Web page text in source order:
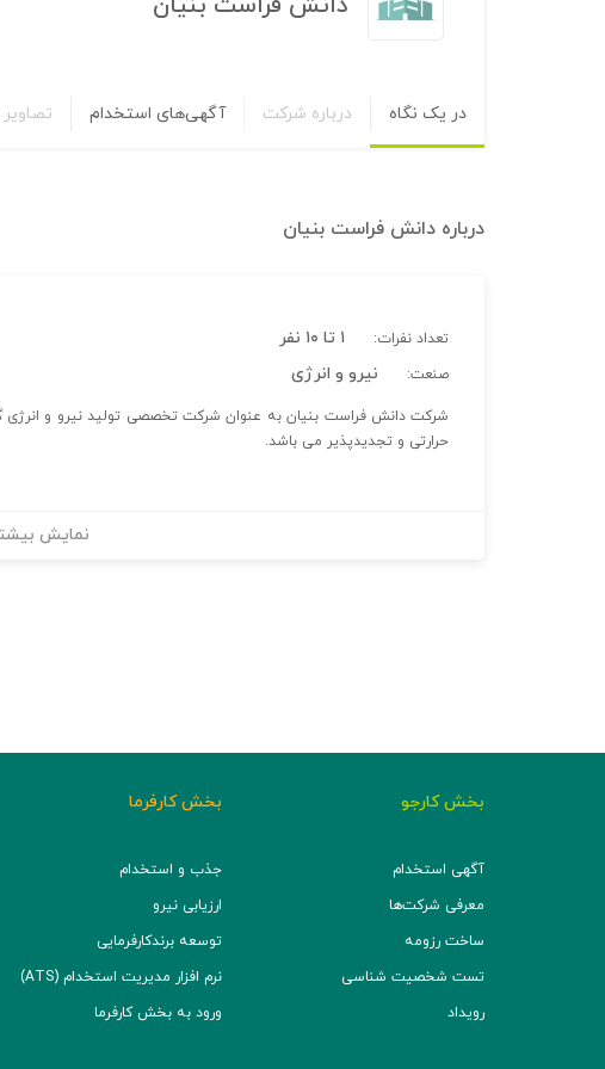
در یک نگاه درباره شرکت آگهی‌های استخدام
درباره دانش فراست بنیان
تعداد نفرات: ۱ تا ۱۰ نفر
صنعت: نیرو و انرژی
شرکت دانش فراست بنیان به عنوان شرکت تخصصی تولید نیرو و انرژی
حرارتی و تجدیدپذیر می باشد.
نمایش
بخش کارجو
آگهی استخدام
معرفی شرکت‌ها
ساخت رزومه
تست شخصیت شناسی
رویداد
بخش کارفرما
جذب و استخدام
ارزیابی نیرو
توسعه برند‌کارفرمایی
نرم افزار مدیریت استخدام (ATS)
ورود به بخش کارفرما